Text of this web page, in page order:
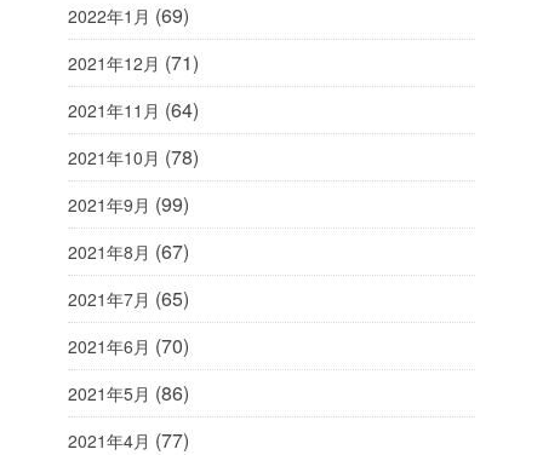
2022年1月 (69)
2021年12月 (71)
2021年11月 (64)
2021年10月 (78)
2021年9月 (99)
2021年8月 (67)
2021年7月 (65)
2021年6月 (70)
2021年5月 (86)
2021年4月 (77)